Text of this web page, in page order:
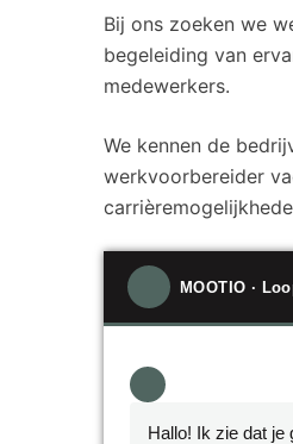
Bij ons zoeken we
begeleiding van
medewerkers.
We kennen de
werkvoorbereider
Hallo! Ik zie dat je